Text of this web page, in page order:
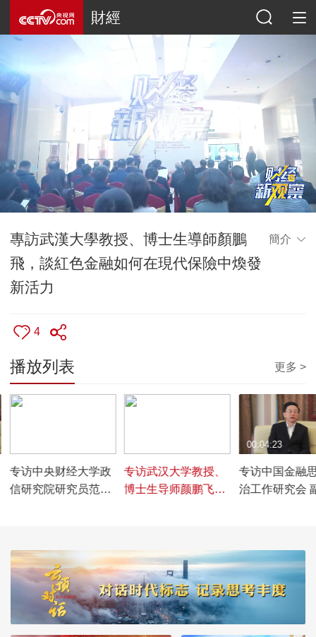
財經
專訪武漢大學教授、博士生導師顏鵬
飛，談紅色金融如何在現代保險中煥發
新活力
簡介
4
播放列表 更多 >
专访中央财经大学政
信研究院研究员范娟
专访武汉大学教授、
博士生导师颜鹏飞，
专访中国金融
治工作研究会
00:04:23